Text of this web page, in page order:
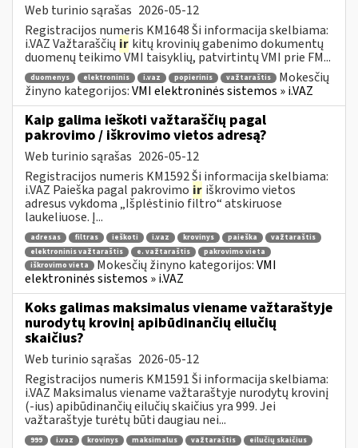
Web turinio sąrašas 2026-05-12
Registracijos numeris KM1648 Ši informacija skelbiama:
i.VAZ Važtaraščių ir kitų krovinių gabenimo dokumentų
duomenų teikimo VMI taisyklių, patvirtintų VMI prie FM...
duomenys elektroninis i.vaz popierinis važtaraštis
Mokesčių
žinyno kategorijos:VMI elektroninės sistemos » i.VAZ
Kaip galima ieškoti važtaraščių pagal
pakrovimo / iškrovimo vietos adresą?
Web turinio sąrašas 2026-05-12
Registracijos numeris KM1592 Ši informacija skelbiama:
i.VAZ Paieška pagal pakrovimo ir iškrovimo vietos
adresus vykdoma „Išplėstinio filtro“ atskiruose
laukeliuose. Į...
adresas filtras ieškoti i.vaz krovinys paieška
važtaraštis
elektroninis važtaraštis
e. važtaraštis
pakrovimo vieta
iškrovimo vieta
Mokesčių žinyno kategorijos:VMI
elektroninės sistemos » i.VAZ
Koks galimas maksimalus viename važtaraštyje
nurodytų krovinį apibūdinančių eilučių
skaičius?
Web turinio sąrašas 2026-05-12
Registracijos numeris KM1591 Ši informacija skelbiama:
i.VAZ Maksimalus viename važtaraštyje nurodytų krovinį
(-ius) apibūdinančių eilučių skaičius yra 999. Jei
važtaraštyje turėtų būti daugiau nei...
999 i.vaz krovinys maksimalus važtaraštis
eilučių skaičius